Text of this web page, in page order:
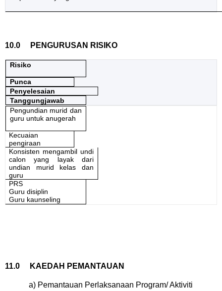
10.0 PENGURUSAN RISIKO
Risiko
Punca
Penyelesaian
Tanggungjawab
Pengundian murid dan
guru untuk anugerah
Kecuaian
pengiraan
Konsisten mengambil undi
calon yang layak dari
undian murid kelas dan
guru
PRS
Guru disiplin
Guru kaunseling
11.0 KAEDAH PEMANTAUAN
a) Pemantauan Perlaksanaan Program/ Aktiviti